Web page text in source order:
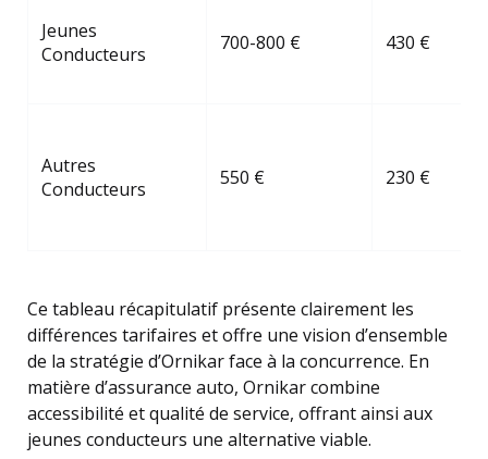
Jeunes
Conducteurs
700-800 € 430 €
Autres
Conducteurs
550 € 230 €
Ce tableau récapitulatif présente clairement les
différences tarifaires et offre une vision d’ensemble
de la stratégie d’Ornikar face à la concurrence. En
matière d’assurance auto, Ornikar combine
accessibilité et qualité de service, offrant ainsi aux
jeunes conducteurs une alternative viable.